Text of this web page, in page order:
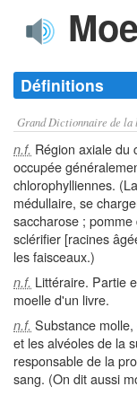
Définitions
Grand Dictionnaire de la
n.f. Région axiale du
occupée
chlorophylliennes.
médullaire, se
saccharose ;
sclérifier [racines
les faisceaux.)
n.f. Littéraire. Partie
moelle d'un livre.
n.f. Substance
et les alvéoles de la
responsable de la
sang. (On dit aussi